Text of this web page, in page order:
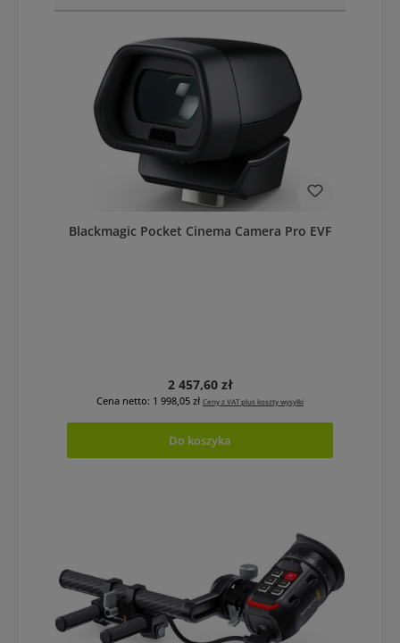
Blackmagic Pocket Cinema Camera Pro EVF
Cena regularna:
2 457,60 zł
Cena netto: 1 998,05 zł Ceny z VAT plus koszty wysyłki
Do koszyka